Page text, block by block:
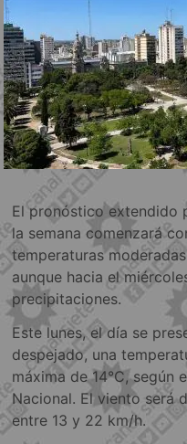
El pronóstico extendido
la semana comenzará
temperaturas
aunque hacia el
precipitaciones.
Este lunes, el día se
despejado, una
máxima de 14°C, según
Nacional. El viento será
entre 13 y 22 km/h.